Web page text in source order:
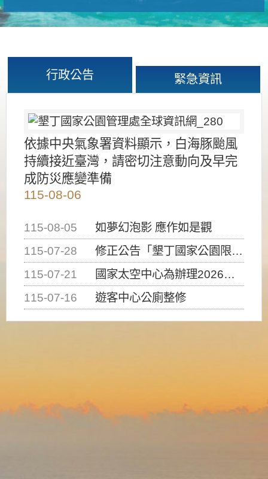
行政公告 緊急資訊
依據中央氣象署資料顯示，白海豚颱風
持續接近臺灣，請密切注意動向及早完
成防災應變準備
115-08-06
115-08-05
如夢幻泡影 應作如是觀
115-07-28
修正公告「墾丁國家公園限制水域遊憩活動之種類、範圍、時間及行為」，自即日生效。
115-07-21
國家太空中心為辦理2026台灣盃火箭競賽，陸、海、空域警戒及協調相關事宜，因颱風備案事宜
115-07-16
遊客中心公廁整修